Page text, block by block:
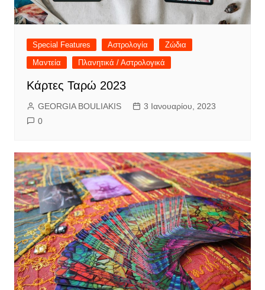
Special Features Αστρολογία
Ζώδια
Μαντεία
Πλανητικά / Αστρολογικά
Κάρτες Ταρώ 2023
GEORGIA BOULIAKIS
3 Ιανουαρίου, 2023
0